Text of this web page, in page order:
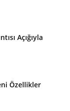
Açığıyla
Özellikler